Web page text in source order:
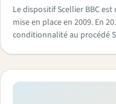
Le dispositif Scellier BBC
mise en place en 2009. En
conditionnalité au procédé